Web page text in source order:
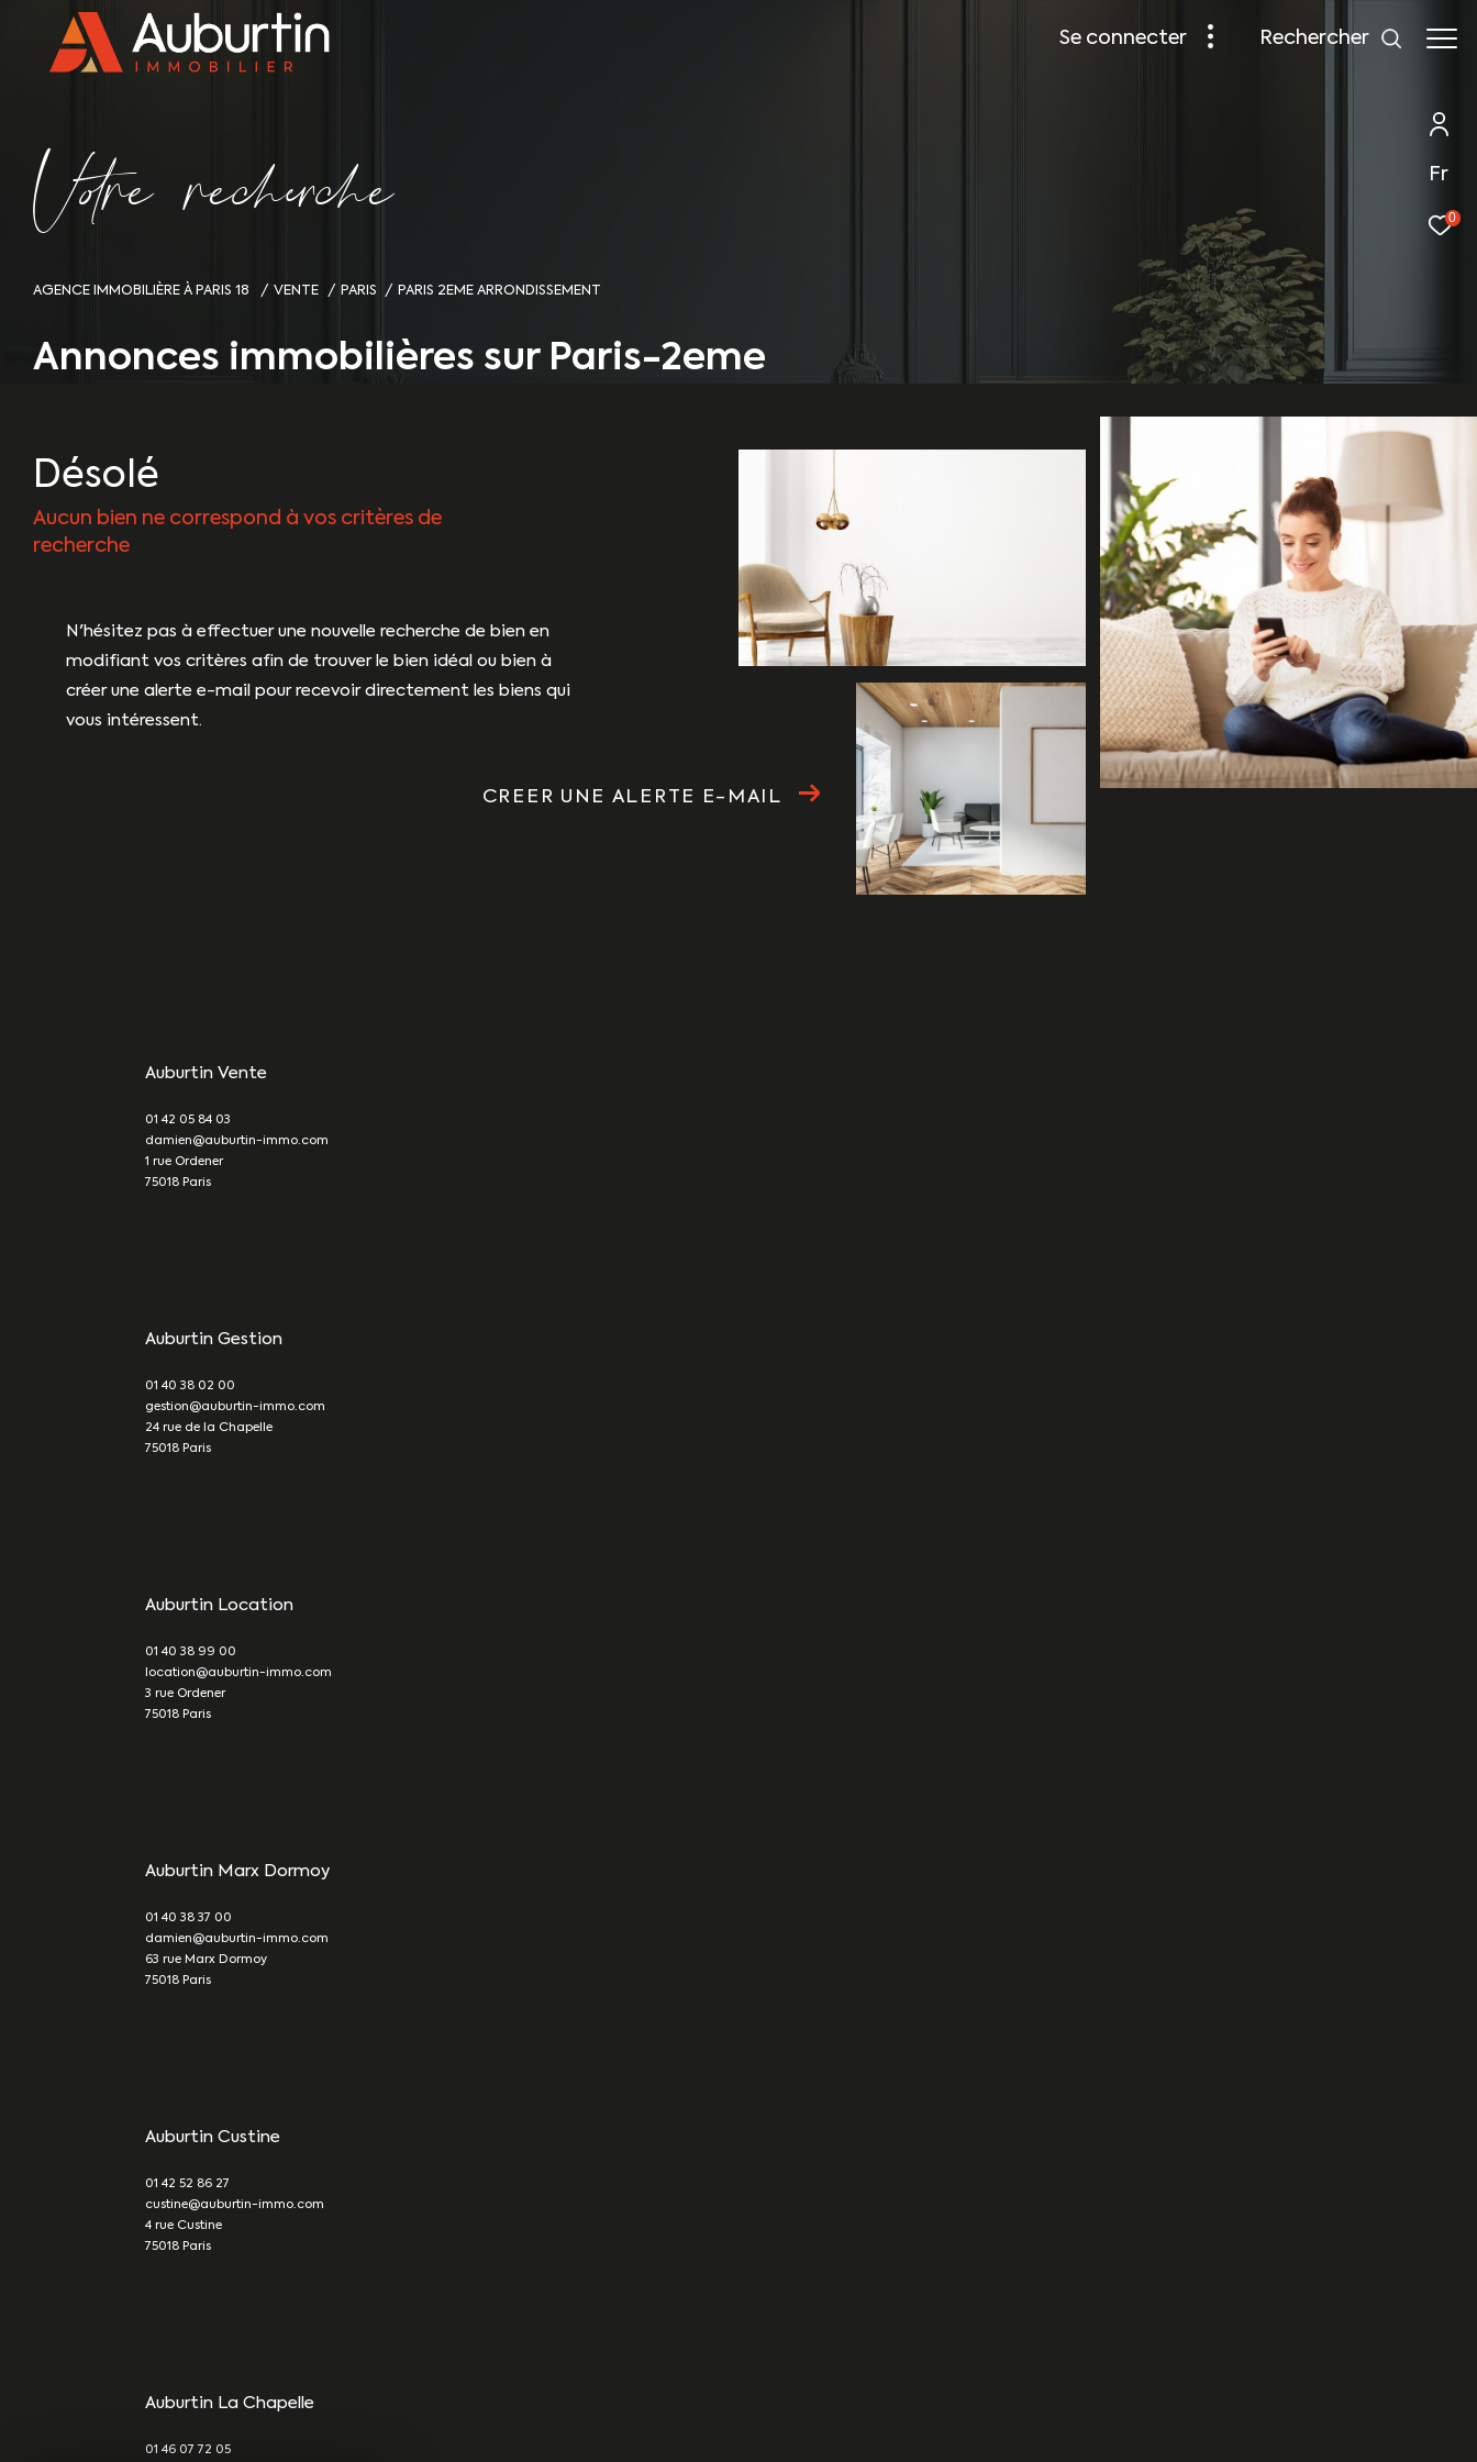
Fr
0
se connecter rechercher
Vore recece
AGENCE IMMOBILIÈRE À PARIS 18 VENTE PARIS PARIS 2EME ARRONDISSEMENT
Annonces immobilières sur Paris-2eme
Désolé
Aucun bien ne correspond à vos critères de
recherche
N'hésitez pas à effectuer une nouvelle recherche de bien en
modifiant vos critères afin de trouver le bien idéal ou bien à
créer une alerte e-mail pour recevoir directement les biens qui
vous intéressent.
CREER UNE ALERTE E-MAIL
Auburtin Vente
01 42 05 84 03
damien@auburtin-immo.com
1 rue Ordener
75018
Paris
Auburtin Gestion
01 40 38 02 00
gestion@auburtin-immo.com
24 rue de la Chapelle
75018
Paris
Auburtin Location
01 40 38 99 00
location@auburtin-immo.com
3 rue Ordener
75018
Paris
Auburtin Marx Dormoy
01 40 38 37 00
damien@auburtin-immo.com
63 rue Marx Dormoy
75018
Paris
Auburtin Custine
01 42 52 86 27
custine@auburtin-immo.com
4 rue Custine
75018
Paris
Auburtin La Chapelle
01 46 07 72 05